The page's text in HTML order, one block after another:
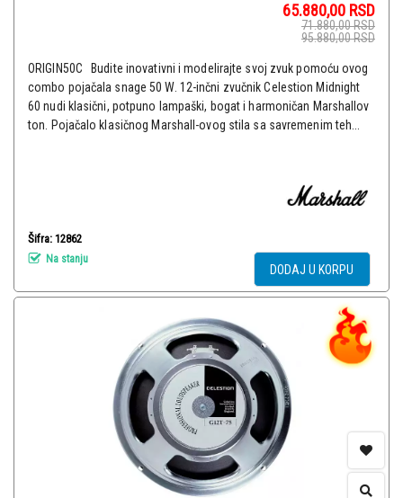
65.880,00 RSD
71.880,00RSD
95.880,00RSD
ORIGIN50C Budite inovativni i modelirajte svoj zvuk pomoću ovog
combo pojačala snage 50 W. 12-inčni zvučnik Celestion Midnight
60 nudi klasični, potpuno lampaški, bogat i harmoničan Marshallov
ton. Pojačalo klasičnog Marshall-ovog stila sa savremenim teh...
Šifra: 12862
Na stanju
DODAJ U KORPU